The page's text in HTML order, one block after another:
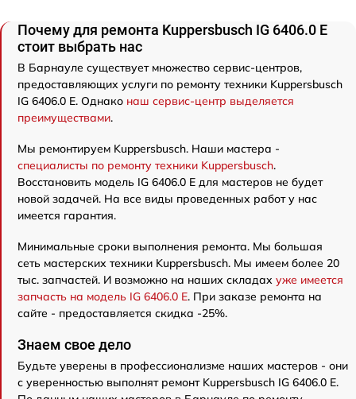
Почему для ремонта Kuppersbusch IG 6406.0 E
стоит выбрать нас
В Барнауле существует множество сервис-центров,
предоставляющих услуги по ремонту техники Kuppersbusch
IG 6406.0 E. Однако наш сервис-центр выделяется
преимуществами.
Мы ремонтируем Kuppersbusch. Наши мастера -
специалисты по ремонту техники Kuppersbusch.
Восстановить модель IG 6406.0 E для мастеров не будет
новой задачей. На все виды проведенных работ у нас
имеется гарантия.
Минимальные сроки выполнения ремонта. Мы большая
сеть мастерских техники Kuppersbusch. Мы имеем более 20
тыс. запчастей. И возможно на наших складах уже имеется
запчасть на модель IG 6406.0 E. При заказе ремонта на
сайте - предоставляется скидка -25%.
Знаем свое дело
Будьте уверены в профессионализме наших мастеров - они
с уверенностью выполнят ремонт Kuppersbusch IG 6406.0 E.